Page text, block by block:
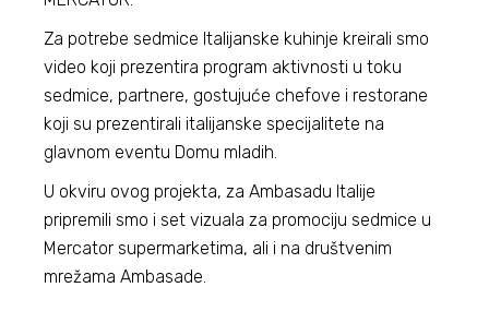
Za potrebe sedmice Italijanske kuhinje kreirali smo
video koji prezentira program aktivnosti u toku
sedmice, partnere, gostujuće chefove i restorane
koji su prezentirali italijanske specijalitete na
glavnom eventu Domu mladih.
U okviru ovog projekta, za Ambasadu Italije
pripremili smo i set vizuala za promociju sedmice u
Mercator supermarketima, ali i na društvenim
mrežama Ambasade.